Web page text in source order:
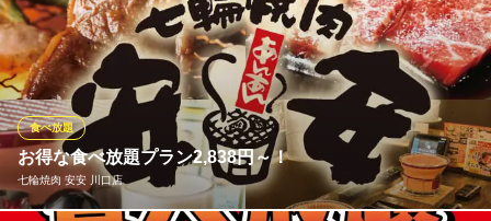
牛・豚・鶏肉はもちろん、お食事や一品料理などのサイドメニュ
ー、「味変」アイテムが楽める充実した食べ放題コースは、驚き
の制限時間「100分間」！！人気アイテム「元氣カルビ」をはじ
め、「5本の柱」など当店の売れ筋アイテムを揃えた食べ放題コー
スは3種類！各種宴会や食事会、女子会でも！お楽しみください！
食べ放題 元氣七輪焼肉 牛繁 川口店
焼肉食べ放題飲み放題
お得な食べ放題プラン2,838円～！
七輪焼肉 安安 川口店
食べ放題